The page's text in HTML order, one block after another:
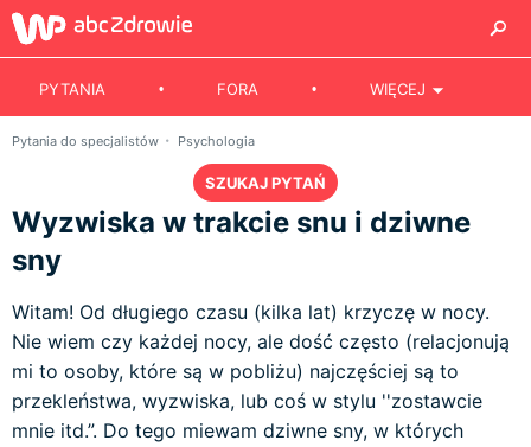
PYTANIA FORA WIĘCEJ
Pytania do specjalistów Psychologia
SZUKAJ PYTAŃ
Wyzwiska w trakcie snu i dziwne
sny
Witam! Od długiego czasu (kilka lat) krzyczę w nocy.
Nie wiem czy każdej nocy, ale dość często (relacjonują
mi to osoby, które są w pobliżu) najczęściej są to
przekleństwa, wyzwiska, lub coś w stylu ''zostawcie
mnie itd.”. Do tego miewam dziwne sny, w których